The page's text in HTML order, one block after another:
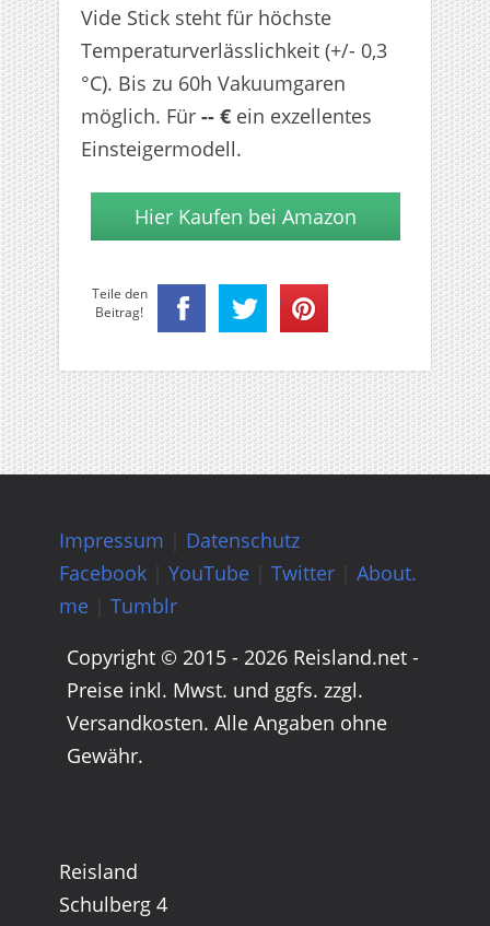
Vide Stick steht für höchste
Temperaturverlässlichkeit (+/- 0,3
°C). Bis zu 60h Vakuumgaren
möglich. Für -- € ein exzellentes
Einsteigermodell.
Hier Kaufen bei Amazon
Teile den
Beitrag!
Impressum
Datenschutz
Facebook
YouTube Twitter
About.
me
Tumblr
Copyright © 2015 - 2026 Reisland.net -
Preise inkl. Mwst. und ggfs. zzgl.
Versandkosten. Alle Angaben ohne
Gewähr.
Reisland
Schulberg 4